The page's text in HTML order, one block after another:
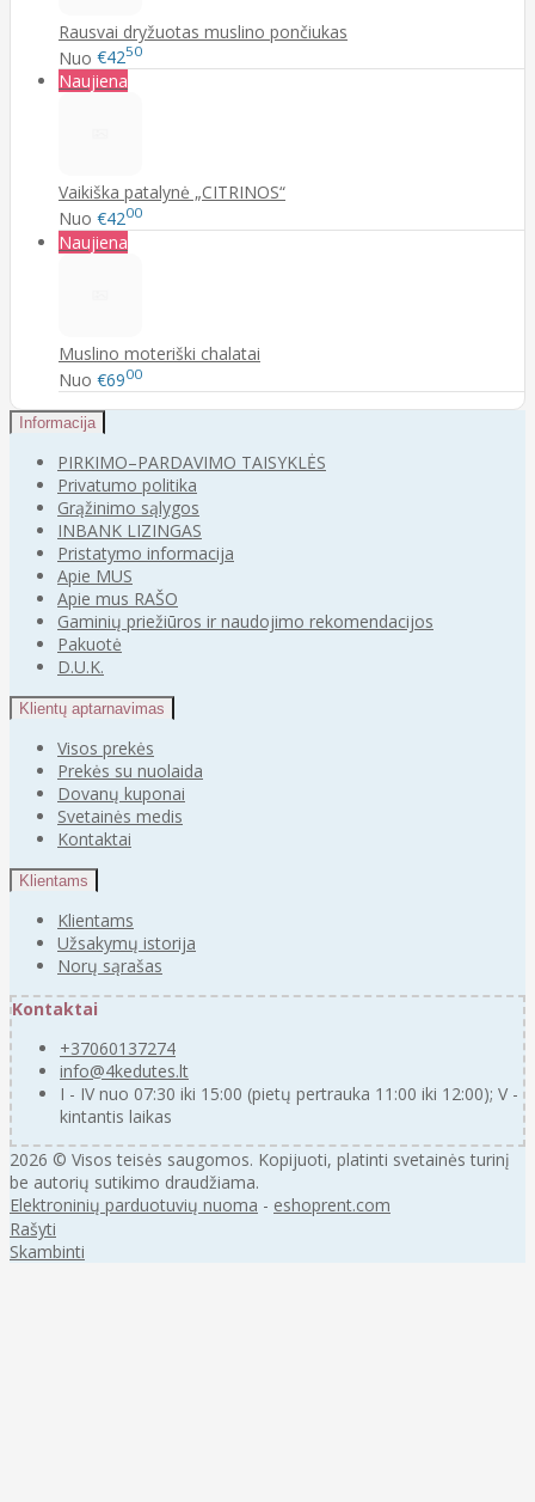
Rausvai dryžuotas muslino pončiukas
Nuo €4250
Naujiena
Vaikiška patalynė „CITRINOS“
Nuo €4200
Naujiena
Muslino moteriški chalatai
Nuo €6900
Informacija
PIRKIMO–PARDAVIMO TAISYKLĖS
Privatumo politika
Grąžinimo sąlygos
INBANK LIZINGAS
Pristatymo informacija
Apie MUS
Apie mus RAŠO
Gaminių priežiūros ir naudojimo rekomendacijos
Pakuotė
D.U.K.
Klientų aptarnavimas
Visos prekės
Prekės su nuolaida
Dovanų kuponai
Svetainės medis
Kontaktai
Klientams
Klientams
Užsakymų istorija
Norų sąrašas
Kontaktai
+37060137274
info@4kedutes.lt
I - IV nuo 07:30 iki 15:00 (pietų pertrauka 11:00 iki 12:00); V -
kintantis laikas
2026 © Visos teisės saugomos. Kopijuoti, platinti svetainės turinį
be autorių sutikimo draudžiama.
Elektroninių parduotuvių nuoma - eshoprent.com
Rašyti
Skambinti